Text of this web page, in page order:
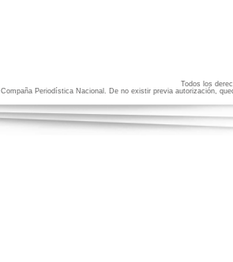
Todos los
Compaña Periodística Nacional. De no existir previa autorización,